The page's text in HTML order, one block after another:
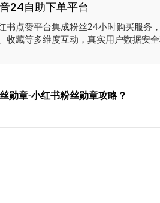
24自助下单平台
书点赞平台集成粉丝24小时购买服务
收藏等多维度互动，真实用户数据安
勋章-小红书粉丝勋章攻略？